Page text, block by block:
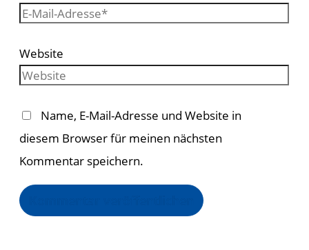
Website
Name, E-Mail-Adresse und Website in
diesem Browser für meinen nächsten
Kommentar speichern.